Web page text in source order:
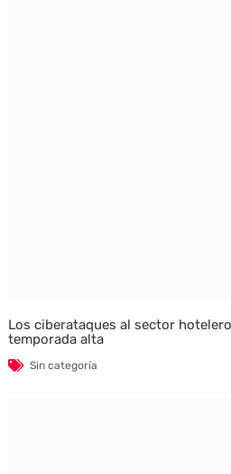
Los ciberataques al sector
temporada alta
Sin categoría